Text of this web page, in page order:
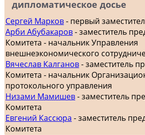
дипломатическое досье
Сергей Марков- первый
Арби Абубакаров- заместитель
Комитета - начальник Управления
внешнеэкономического
Вячеслав Калганов- заместитель
Комитета - начальник
протокольного управления
Низами Мамишев- заместитель
Комитета
Евгений Кассюра - заместитель
Комитета